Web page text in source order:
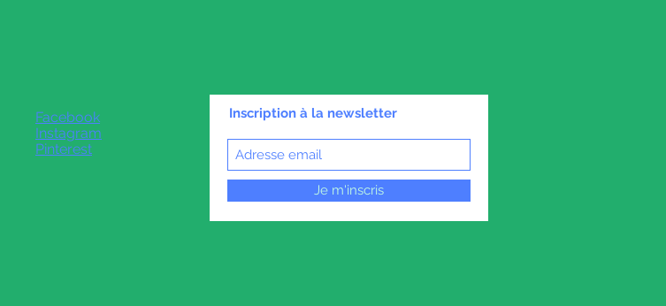
Facebook
Instagram
Pinterest
Inscription à la newsletter
Je m'inscris